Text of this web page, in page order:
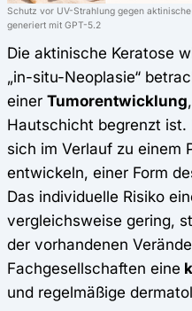
Schutz vor UV-Strahlung gegen
generiert mit GPT-5.2
Die aktinische Keratose
„in-situ-Neoplasie“
einer Tumorentwicklung
Hautschicht begrenzt ist.
sich im Verlauf zu einem
entwickeln, einer Form
Das individuelle Risiko
vergleichsweise gering,
der vorhandenen
Fachgesellschaften eine
und regelmäßige